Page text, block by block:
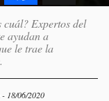
cuál? Expertos del
ayudan a
le trae la
- 18/06/2020